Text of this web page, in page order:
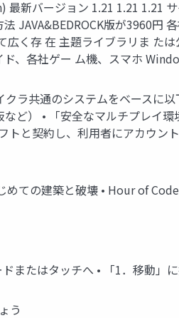
新バージョン 1.21 1.21 1.21
JAVA&BEDROCK版が3960円
く存 在 主題ライブラリま た
、各社ゲー ム機、スマホ
ラ共通のシステムをベースに
ど） • 「安全なマルチプレイ
と契約し、利用者にアカウン
ての建築と破壊 • Hour of
またはタッチへ • 「1．移動」
う